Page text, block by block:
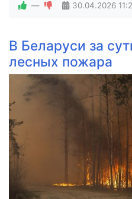
— 30.04.2026
В Беларуси за
лесных пожара